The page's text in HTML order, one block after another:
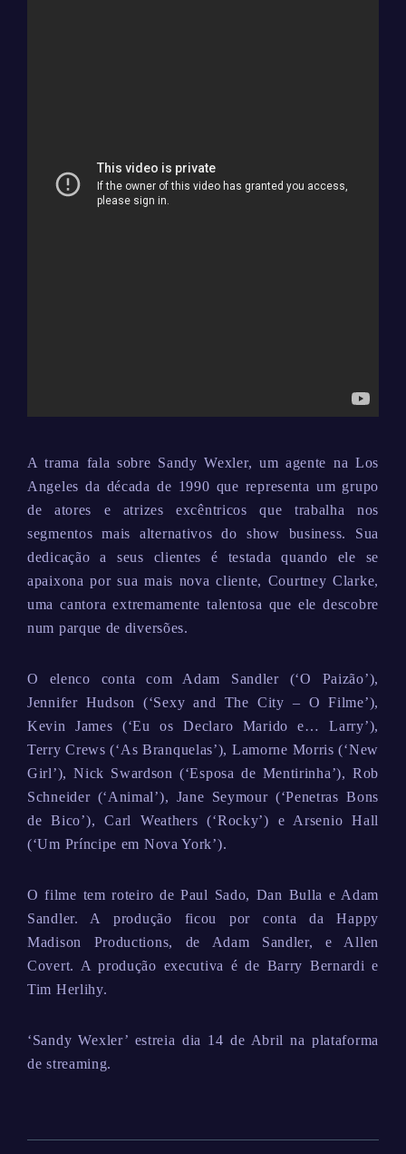
A trama fala sobre Sandy Wexler, um agente na Los
Angeles da década de 1990 que representa um grupo
de atores e atrizes excêntricos que trabalha nos
segmentos mais alternativos do show business. Sua
dedicação a seus clientes é testada quando ele se
apaixona por sua mais nova cliente, Courtney Clarke,
uma cantora extremamente talentosa que ele descobre
num parque de diversões.
O elenco conta com Adam Sandler (‘O Paizão’),
Jennifer Hudson (‘Sexy and The City – O Filme’),
Kevin James (‘Eu os Declaro Marido e… Larry’),
Terry Crews (‘As Branquelas’), Lamorne Morris (‘New
Girl’), Nick Swardson (‘Esposa de Mentirinha’), Rob
Schneider (‘Animal’), Jane Seymour (‘Penetras Bons
de Bico’), Carl Weathers (‘Rocky’) e Arsenio Hall
(‘Um Príncipe em Nova York’).
O filme tem roteiro de Paul Sado, Dan Bulla e Adam
Sandler. A produção ficou por conta da Happy
Madison Productions, de Adam Sandler, e Allen
Covert. A produção executiva é de Barry Bernardi e
Tim Herlihy.
‘Sandy Wexler’ estreia dia 14 de Abril na plataforma
de streaming.